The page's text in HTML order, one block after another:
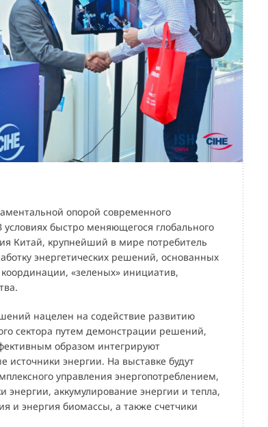
опорой современного
условиях быстро меняющегося глобального
Китай, крупнейший в мире потребитель
энергетических решений, основанных
«зеленых» инициатив,
нацелен на содействие развитию
сектора путем демонстрации решений,
образом интегрируют
источники энергии. На выставке будут
управления энергопотреблением,
энергии, аккумулирование энергии и тепла,
и энергия биомассы, а также счетчики